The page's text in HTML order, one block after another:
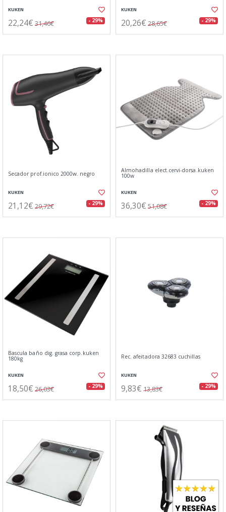
KUKEN
22,24€ 31,46€ - 29%
KUKEN
20,26€ 28,65€ - 29%
Secador prof.ionico 2000w. negro
KUKEN
21,12€ 29,72€ - 29%
Almohadilla elect.cervi-dorsa.kuken
100w
KUKEN
36,30€ 51,08€ - 29%
Bascula baño dig. grasa corp.kuken
180kg
KUKEN
18,50€ 26,03€ - 29%
Rec. afeitadora 32683 cuchillas
KUKEN
9,83€ 13,83€ - 29%